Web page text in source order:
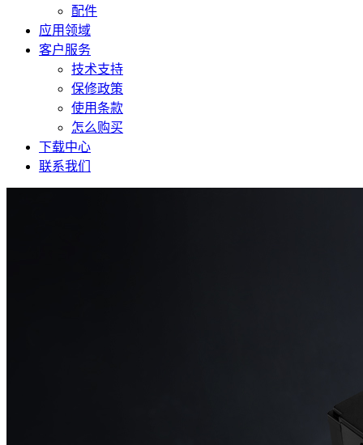
配件
应用领域
客户服务
技术支持
保修政策
使用条款
怎么购买
下载中心
联系我们